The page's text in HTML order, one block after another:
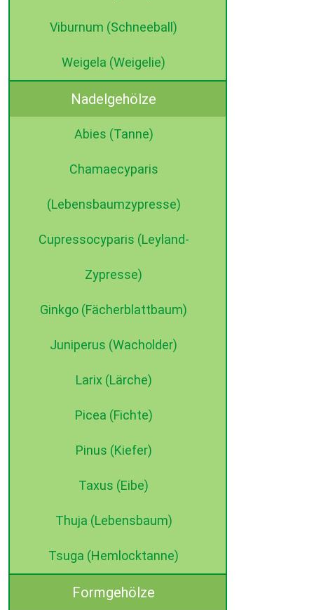
Viburnum (Schneeball)
Weigela (Weigelie)
Nadelgehölze
Abies (Tanne)
Chamaecyparis
(Lebensbaumzypresse)
Cupressocyparis (Leyland-
Zypresse)
Ginkgo (Fächerblattbaum)
Juniperus (Wacholder)
Larix (Lärche)
Picea (Fichte)
Pinus (Kiefer)
Taxus (Eibe)
Thuja (Lebensbaum)
Tsuga (Hemlocktanne)
Formgehölze